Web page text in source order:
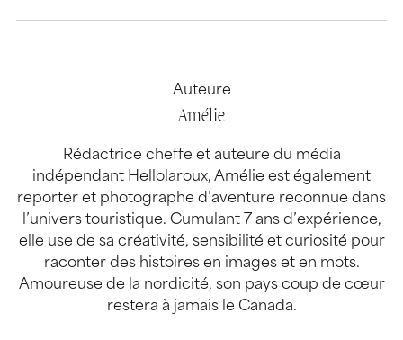
Auteure
Amélie
Rédactrice cheffe et auteure du média
indépendant Hellolaroux, Amélie est également
reporter et photographe d’aventure reconnue dans
l’univers touristique. Cumulant 7 ans d’expérience,
elle use de sa créativité, sensibilité et curiosité pour
raconter des histoires en images et en mots.
Amoureuse de la nordicité, son pays coup de cœur
restera à jamais le Canada.